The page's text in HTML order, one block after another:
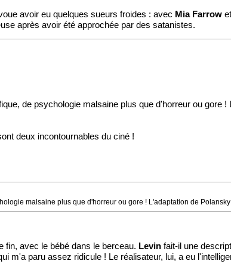
avoir eu quelques sueurs froides : avec Mia Farrow
après avoir été approchée par des satanistes.
de psychologie malsaine plus que d'horreur ou gore !
deux incontournables du ciné !
malsaine plus que d'horreur ou gore ! L'adaptation de
fin, avec le bébé dans le berceau. Levin fait-il une
m'a paru assez ridicule ! Le réalisateur, lui, a eu